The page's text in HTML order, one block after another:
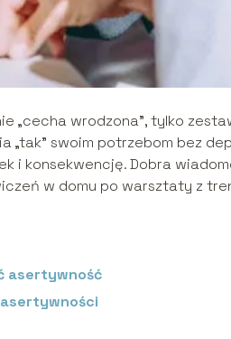
„cecha wrodzona”, tylko
„tak” swoim potrzebom bez
i konsekwencję. Dobra
w domu po warsztaty z
asertywność